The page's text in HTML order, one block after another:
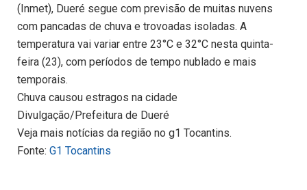
(Inmet), Dueré segue com previsão de muitas nuvens
com pancadas de chuva e trovoadas isoladas. A
temperatura vai variar entre 23°C e 32°C nesta quinta-
feira (23), com períodos de tempo nublado e mais
temporais.
Chuva causou estragos na cidade
Divulgação/Prefeitura de Dueré
Veja mais notícias da região no g1 Tocantins.
Fonte: G1 Tocantins